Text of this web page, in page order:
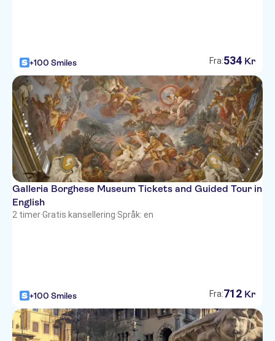
+100 Smiles Fra:534 Kr
Galleria Borghese Museum Tickets and Guided Tour in
English
2 timer·Gratis kansellering·Språk: en
+100 Smiles Fra:712 Kr